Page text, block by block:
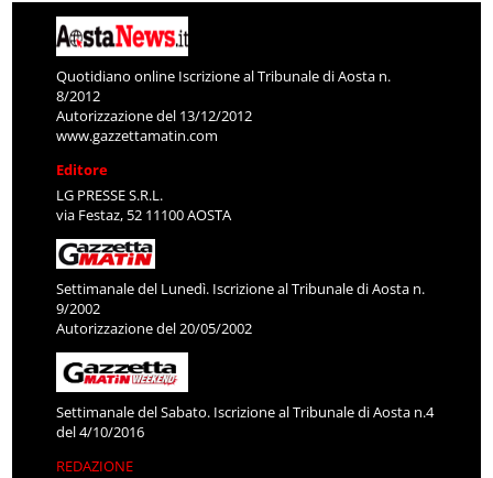
Quotidiano online Iscrizione al Tribunale di Aosta n.
8/2012
Autorizzazione del 13/12/2012
www.gazzettamatin.com
Editore
LG PRESSE S.R.L.
via Festaz, 52 11100 AOSTA
Settimanale del Lunedì. Iscrizione al Tribunale di Aosta n.
9/2002
Autorizzazione del 20/05/2002
Settimanale del Sabato. Iscrizione al Tribunale di Aosta n.4
del 4/10/2016
REDAZIONE